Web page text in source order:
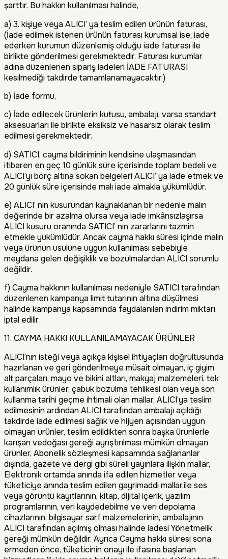
şarttır. Bu hakkın kullanılması halinde,
a) 3. kişiye veya ALICI’ ya teslim edilen ürünün faturası,
(İade edilmek istenen ürünün faturası kurumsal ise, iade
ederken kurumun düzenlemiş olduğu iade faturası ile
birlikte gönderilmesi gerekmektedir. Faturası kurumlar
adına düzenlenen sipariş iadeleri İADE FATURASI
kesilmediği takdirde tamamlanamayacaktır.)
b) İade formu,
c) İade edilecek ürünlerin kutusu, ambalajı, varsa standart
aksesuarları ile birlikte eksiksiz ve hasarsız olarak teslim
edilmesi gerekmektedir.
d) SATICI, cayma bildiriminin kendisine ulaşmasından
itibaren en geç 10 günlük süre içerisinde toplam bedeli ve
ALICI’yı borç altına sokan belgeleri ALICI’ ya iade etmek ve
20 günlük süre içerisinde malı iade almakla yükümlüdür.
e) ALICI’ nın kusurundan kaynaklanan bir nedenle malın
değerinde bir azalma olursa veya iade imkânsızlaşırsa
ALICI kusuru oranında SATICI’ nın zararlarını tazmin
etmekle yükümlüdür. Ancak cayma hakkı süresi içinde malın
veya ürünün usulüne uygun kullanılması sebebiyle
meydana gelen değişiklik ve bozulmalardan ALICI sorumlu
değildir.
f) Cayma hakkının kullanılması nedeniyle SATICI tarafından
düzenlenen kampanya limit tutarının altına düşülmesi
halinde kampanya kapsamında faydalanılan indirim miktarı
iptal edilir.
11. CAYMA HAKKI KULLANILAMAYACAK ÜRÜNLER
ALICI’nın isteği veya açıkça kişisel ihtiyaçları doğrultusunda
hazırlanan ve geri gönderilmeye müsait olmayan, iç giyim
alt parçaları, mayo ve bikini altları, makyaj malzemeleri, tek
kullanımlık ürünler, çabuk bozulma tehlikesi olan veya son
kullanma tarihi geçme ihtimali olan mallar, ALICI’ya teslim
edilmesinin ardından ALICI tarafından ambalajı açıldığı
takdirde iade edilmesi sağlık ve hijyen açısından uygun
olmayan ürünler, teslim edildikten sonra başka ürünlerle
karışan vedoğası gereği ayrıştırılması mümkün olmayan
ürünler, Abonelik sözleşmesi kapsamında sağlananlar
dışında, gazete ve dergi gibi süreli yayınlara ilişkin mallar,
Elektronik ortamda anında ifa edilen hizmetler veya
tüketiciye anında teslim edilen gayrimaddi mallar,ile ses
veya görüntü kayıtlarının, kitap, dijital içerik, yazılım
programlarının, veri kaydedebilme ve veri depolama
cihazlarının, bilgisayar sarf malzemelerinin, ambalajının
ALICI tarafından açılmış olması halinde iadesi Yönetmelik
gereği mümkün değildir. Ayrıca Cayma hakkı süresi sona
ermeden önce, tüketicinin onayı ile ifasına başlanan